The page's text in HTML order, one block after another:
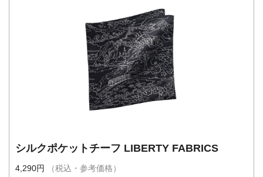
シルクポケットチーフ LIBERTY FABRICS
4,290円 （税込・参考価格）